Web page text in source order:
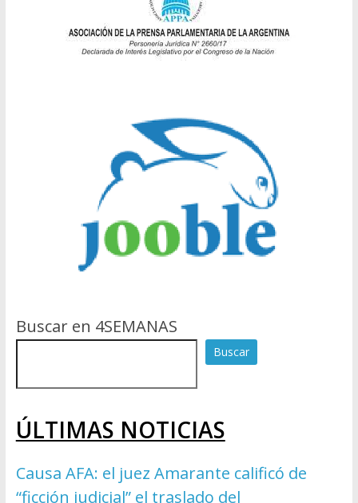
Buscar en 4SEMANAS
Buscar
ÚLTIMAS NOTICIAS
Causa AFA: el juez Amarante calificó de
“ficción judicial” el traslado del